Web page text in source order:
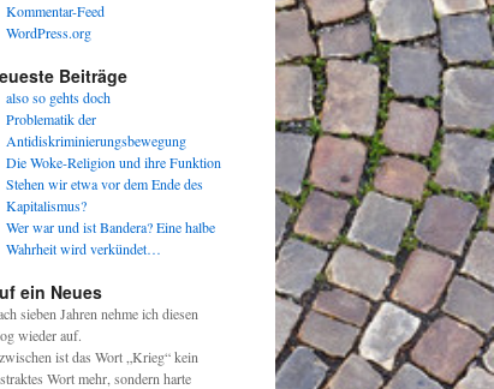
Kommentar-Feed
WordPress.org
Beiträge
also so gehts doch
Problematik der
Antidiskriminierungsbewegung
Die Woke-Religion und ihre Funktion
Stehen wir etwa vor dem Ende des
Kapitalismus?
Wer war und ist Bandera? Eine halbe
Wahrheit wird verkündet…
ein Neues
sieben Jahren nehme ich diesen
wieder auf.
ist das Wort „Krieg“ kein
Wort mehr, sondern harte